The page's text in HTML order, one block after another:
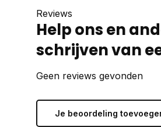
Reviews
Help ons en
schrijven van
Geen reviews gevonden
Je beoordeling